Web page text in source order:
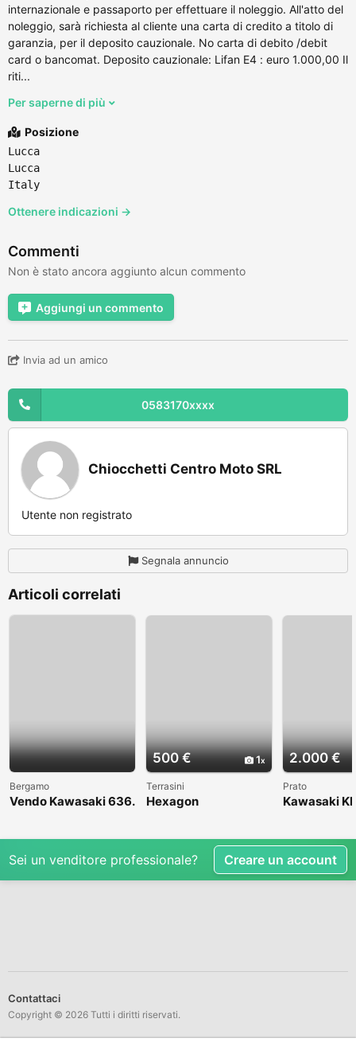
internazionale e passaporto per effettuare il noleggio. All'atto del
noleggio, sarà richiesta al cliente una carta di credito a titolo di
garanzia, per il deposito cauzionale. No carta di debito /debit
card o bancomat. Deposito cauzionale: Lifan E4 : euro 1.000,00 Il
riti...
Per saperne di più
Posizione
Lucca
Lucca
Italy
Ottenere indicazioni →
Commenti
Non è stato ancora aggiunto alcun commento
Aggiungi un commento
Invia ad un amico
0583170xxxx
Chiocchetti Centro Moto SRL
Utente non registrato
Segnala annuncio
Articoli correlati
Bergamo
Vendo Kawasaki 636.
500 € 1
Terrasini
Hexagon
2.000 €
Prato
Kawasaki
Sei un venditore professionale? Creare un account
Contattaci
Copyright © 2026 Tutti i diritti riservati.